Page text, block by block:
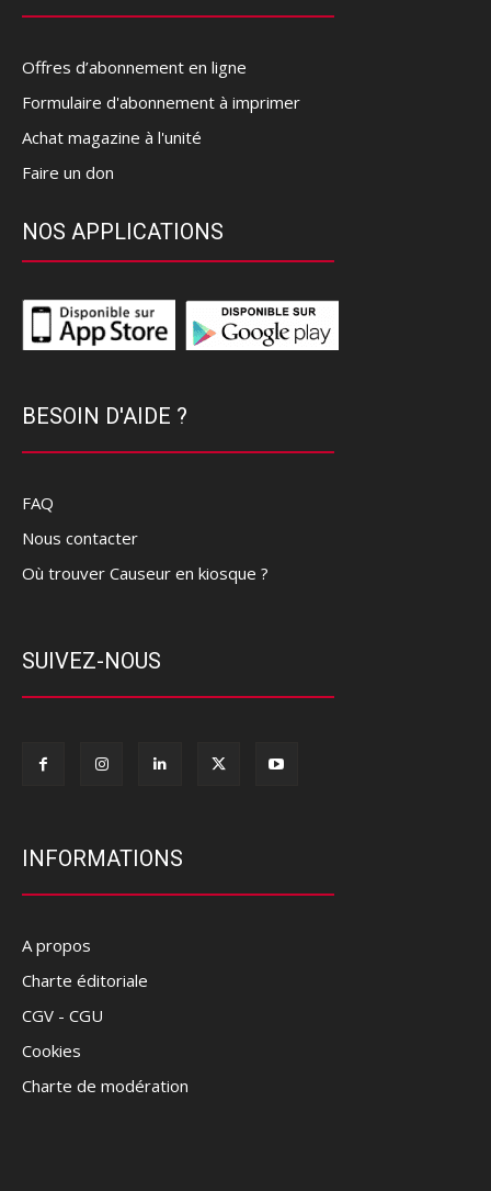
Offres d’abonnement en ligne
Formulaire d'abonnement à imprimer
Achat magazine à l'unité
Faire un don
NOS APPLICATIONS
BESOIN D'AIDE ?
FAQ
Nous contacter
Où trouver Causeur en kiosque ?
SUIVEZ-NOUS
INFORMATIONS
A propos
Charte éditoriale
CGV - CGU
Cookies
Charte de modération